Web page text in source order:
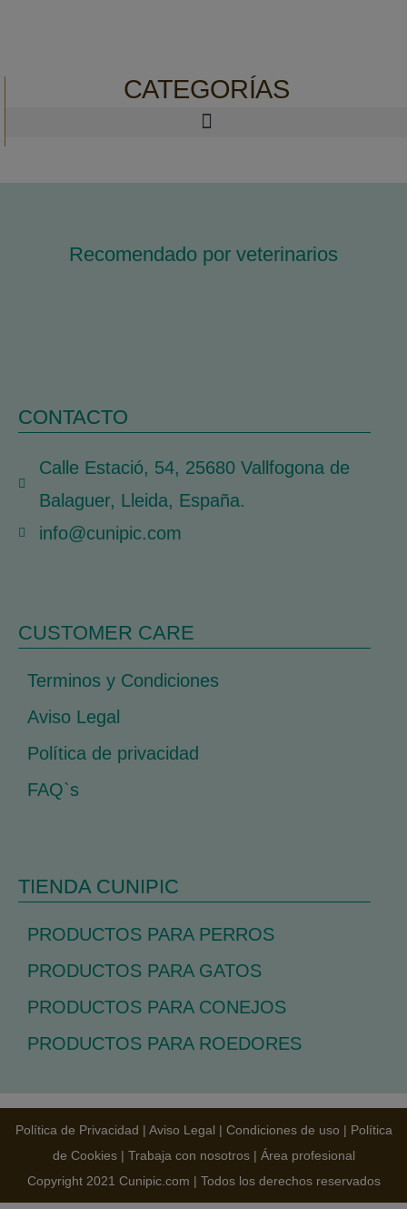
CATEGORÍAS
Recomendado por veterinarios
CONTACTO
Calle Estació, 54, 25680 Vallfogona de
Balaguer, Lleida, España.
info@cunipic.com
CUSTOMER CARE
Terminos y Condiciones
Aviso Legal
Política de privacidad
FAQ`s
TIENDA CUNIPIC
PRODUCTOS PARA PERROS
PRODUCTOS PARA GATOS
PRODUCTOS PARA CONEJOS
PRODUCTOS PARA ROEDORES
Política de Privacidad | Aviso Legal | Condiciones de uso | Política
de Cookies| Trabaja con nosotros| Área profesional
Copyright 2021 Cunipic.com | Todos los derechos reservados